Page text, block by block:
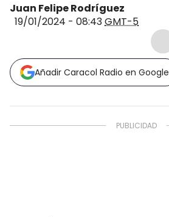
Juan Felipe Rodríguez
19/01/2024 - 08:43GMT-5
Añadir Caracol Radio en Google